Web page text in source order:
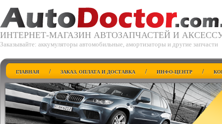
ИНТЕРНЕТ-МАГАЗИН АВТОЗАПЧАСТЕЙ И
Заказывайте: аккумуляторы автомобильные, амортизаторы и другие запчасти
ГЛАВНАЯ / ЗАКАЗ, ОПЛАТА И ДОСТАВКА / ИНФО-ЦЕНТР /